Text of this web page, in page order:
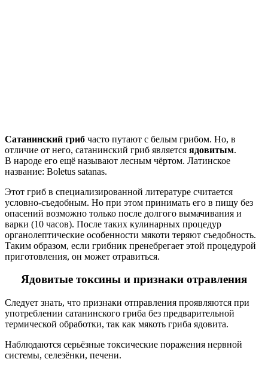
Сатанинский гриб часто путают с белым грибом. Но, в
отличие от него, сатанинский гриб является ядовитым.
В народе его ещё называют лесным чёртом. Латинское
название: Boletus satanas.
Этот гриб в специализированной литературе считается
условно-съедобным. Но при этом принимать его в пищу без
опасений возможно только после долгого вымачивания и
варки (10 часов). После таких кулинарных процедур
органолептические особенности мякоти теряют съедобность.
Таким образом, если грибник пренебрегает этой процедурой
приготовления, он может отравиться.
Ядовитые токсины и признаки отравления
Следует знать, что признаки отправления проявляются при
употреблении сатанинского гриба без предварительной
термической обработки, так как мякоть гриба ядовита.
Наблюдаются серьёзные токсические поражения нервной
системы, селезёнки, печени.